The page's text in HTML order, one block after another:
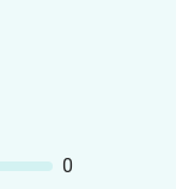
0